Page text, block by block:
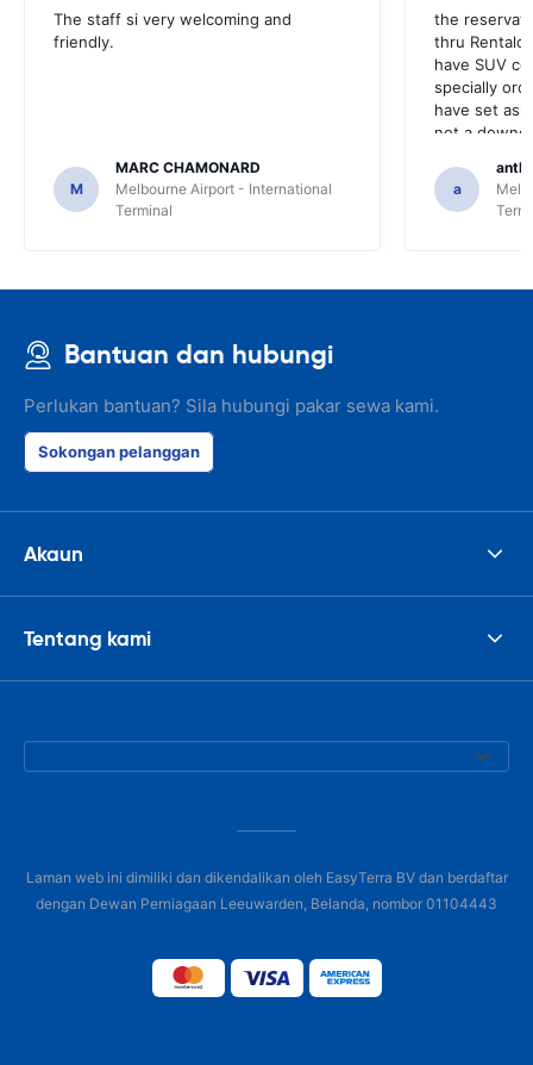
The staff si very welcoming and
friendly.
M
MARC CHAMONARD
Melbourne Airport - International
Terminal
the
thru
have SUV
specially
have set
not a
convertible
a
Bantuan dan hubungi
Perlukan bantuan? Sila hubungi pakar sewa kami.
Sokongan pelanggan
Akaun
Tentang kami
Laman web ini dimiliki dan dikendalikan oleh EasyTerra BV dan berdaftar
dengan Dewan Perniagaan Leeuwarden, Belanda, nombor 01104443